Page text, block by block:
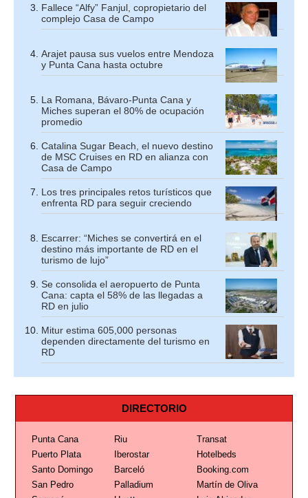
Fallece “Alfy” Fanjul, copropietario del
complejo Casa de Campo
Arajet pausa sus vuelos entre Mendoza
y Punta Cana hasta octubre
La Romana, Bávaro-Punta Cana y
Miches superan el 80% de ocupación
promedio
Catalina Sugar Beach, el nuevo destino
de MSC Cruises en RD en alianza con
Casa de Campo
Los tres principales retos turísticos que
enfrenta RD para seguir creciendo
Escarrer: “Miches se convertirá en el
destino más importante de RD en el
turismo de lujo”
Se consolida el aeropuerto de Punta
Cana: capta el 58% de las llegadas a
RD en julio
Mitur estima 605,000 personas
dependen directamente del turismo en
RD
DIRECTORIO
Punta Cana Riu
Transat
Puerto Plata
Iberostar
Hotelbeds
Santo Domingo
Barceló
Booking.com
San Pedro
Palladium
Martín de Oliva